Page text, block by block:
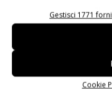
Gestisci 1771
Cookie
Nano Dimension Targets
13